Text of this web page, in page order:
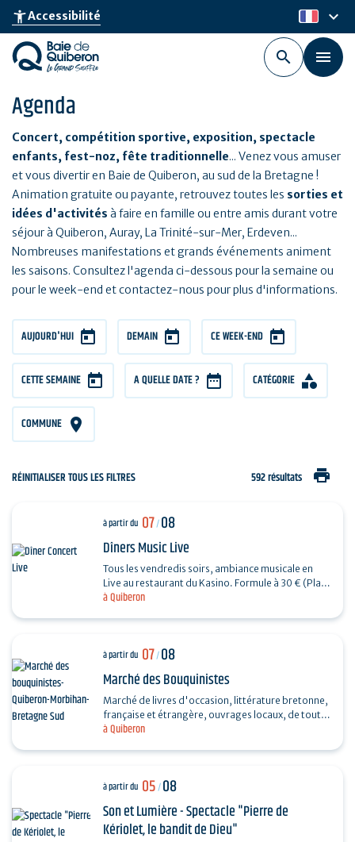
Aller
au
contenu
principal
accessibility_newAccessibilité fr
keyboard_arrow_down
Agenda
Concert, compétition sportive, exposition, spectacle
enfants, fest-noz, fête traditionnelle... Venez vous amuser
et vous divertir en Baie de Quiberon, au sud de la Bretagne !
Animation gratuite ou payante, retrouvez toutes les sorties et
idées d'activités à faire en famille ou entre amis durant votre
séjour à Quiberon, Auray, La Trinité-sur-Mer, Erdeven...
Nombreuses manifestations et grands événements animent
les saisons. Consultez l'agenda ci-dessous pour la semaine ou
pour le week-end et contactez-nous pour plus d'informations.
AUJOURD'HUI DEMAIN CE WEEK-END
CETTE SEMAINE A QUELLE DATE ? CATÉGORIE
COMMUNE
RÉINITIALISER TOUS LES FILTRES 592 résultats print
à Quiberon
à partir du 07/08
Dîners Music Live
Tous les vendredis soirs, ambiance musicale en
Live au restaurant du Kasino. Formule à 30 € (Plat
à Quiberon
à partir du 07/08
Marché des Bouquinistes
Marché de livres d'occasion, littérature bretonne,
française et étrangère, ouvrages locaux, de toutes
les périodes et toutes les collections...
à partir du 05/08
Son et Lumière - Spectacle "Pierre de
Kériolet, le bandit de Dieu"